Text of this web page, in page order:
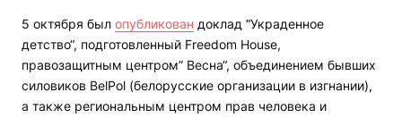
5 октября был опубликован доклад “Украденное
детство“, подготовленный Freedom House,
правозащитным центром” Весна“, объединением бывших
силовиков BelPol (белорусские организации в изгнании),
а также региональным центром прав человека и